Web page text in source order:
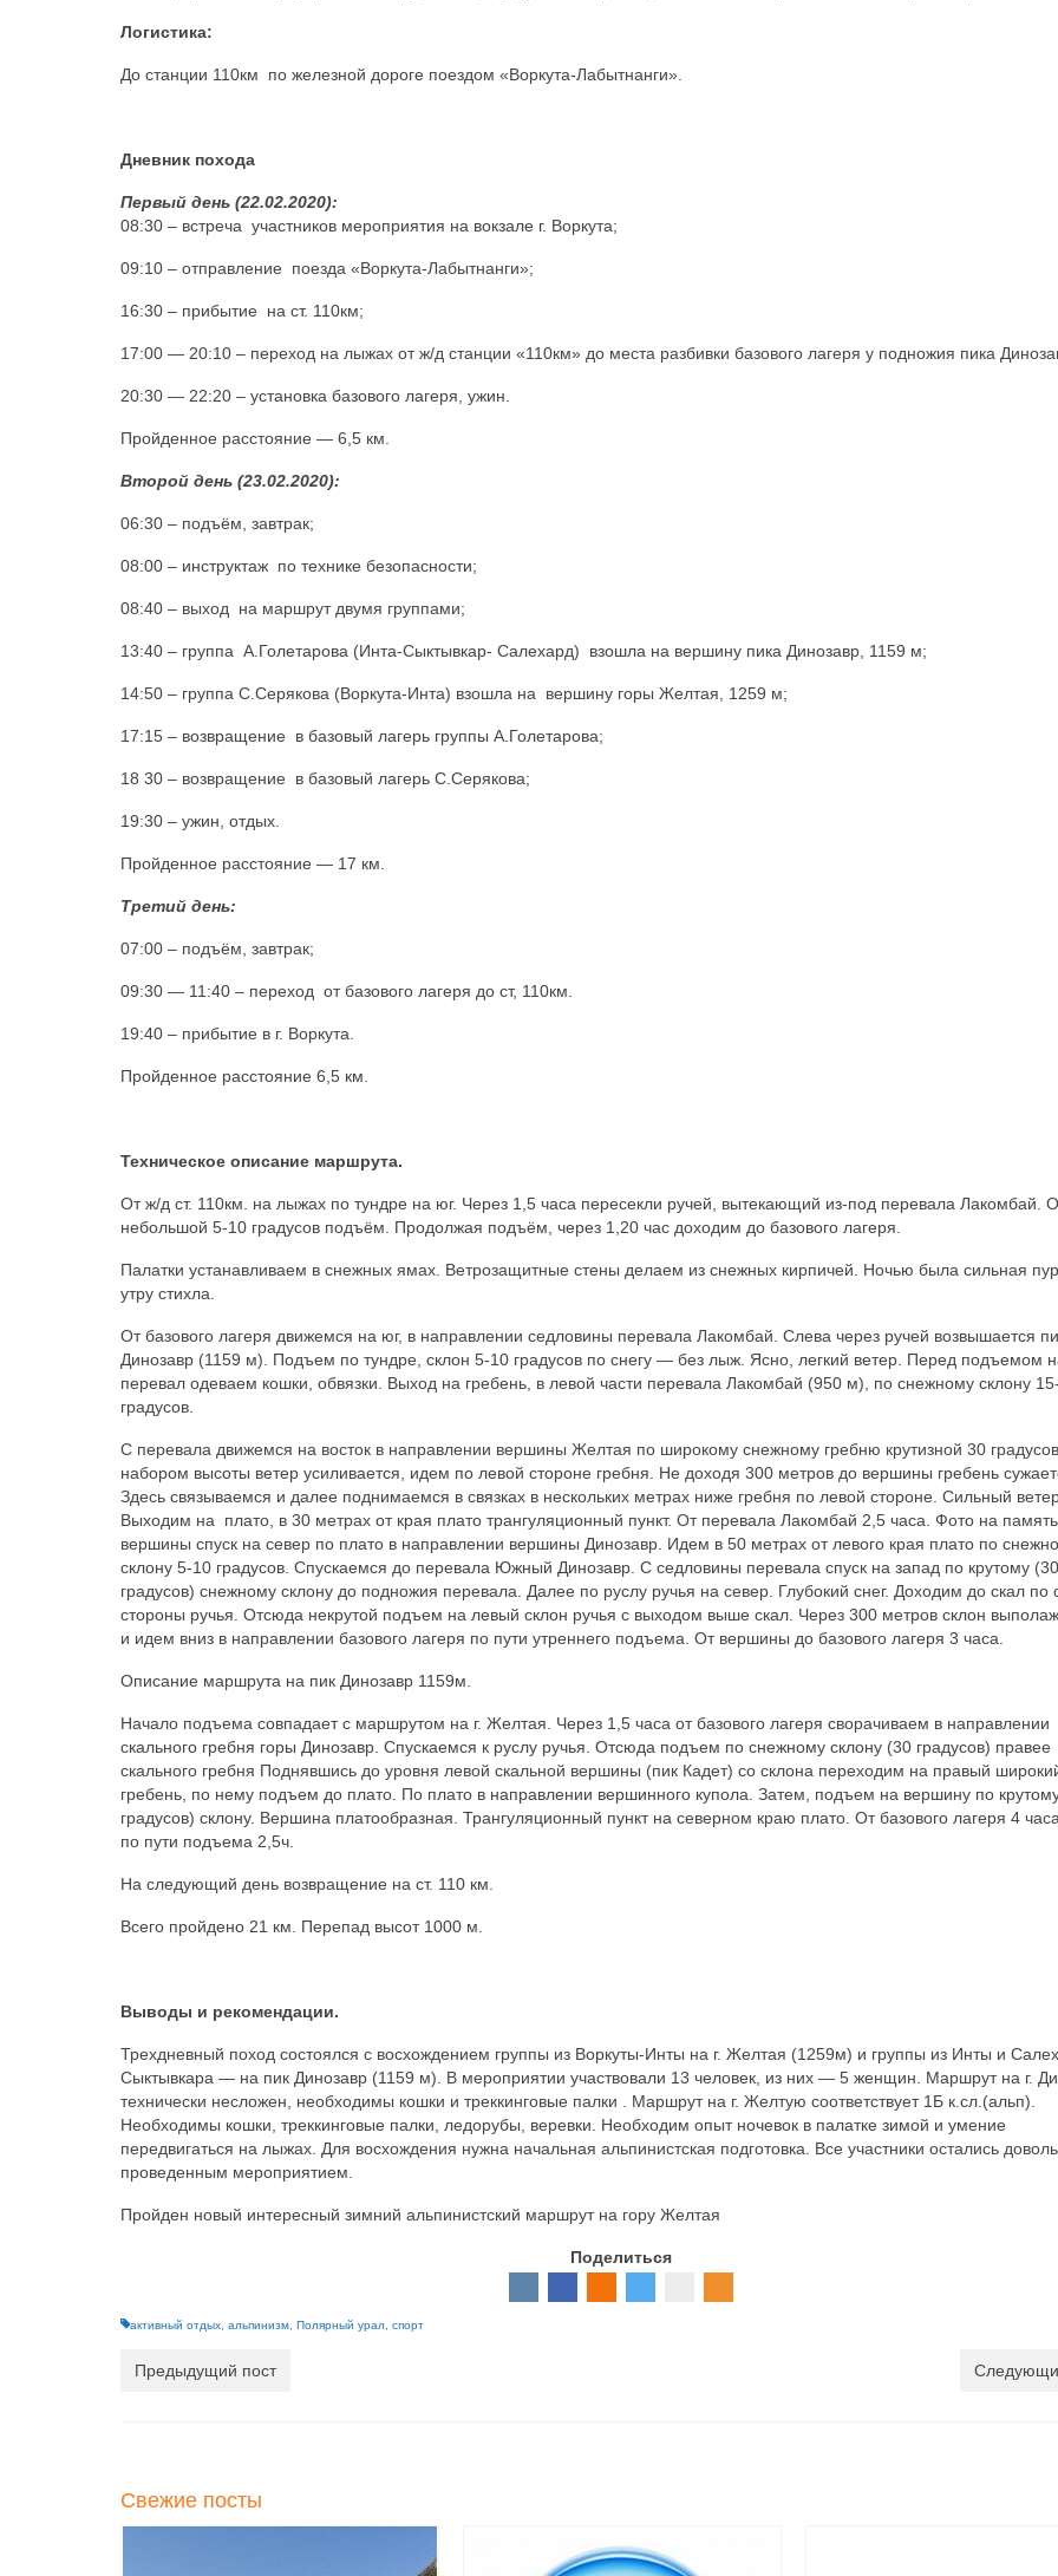
Логистика:
До станции 110км по железной дороге поездом «Воркута-Лабытнанги».
Дневник похода
Первый день (22.02.2020):
08:30 – встреча участников мероприятия на вокзале г. Воркута;
09:10 – отправление поезда «Воркута-Лабытнанги»;
16:30 – прибытие на ст. 110км;
17:00 — 20:10 – переход на лыжах от ж/д станции «110км» до места разбивки базового лагеря у подножия пика
20:30 — 22:20 – установка базового лагеря, ужин.
Пройденное расстояние — 6,5 км.
Второй день (23.02.2020):
06:30 – подъём, завтрак;
08:00 – инструктаж по технике безопасности;
08:40 – выход на маршрут двумя группами;
13:40 – группа А.Голетарова (Инта-Сыктывкар- Салехард) взошла на вершину пика Динозавр, 1159 м;
14:50 – группа С.Серякова (Воркута-Инта) взошла на вершину горы Желтая, 1259 м;
17:15 – возвращение в базовый лагерь группы А.Голетарова;
18 30 – возвращение в базовый лагерь С.Серякова;
19:30 – ужин, отдых.
Пройденное расстояние — 17 км.
Третий день:
07:00 – подъём, завтрак;
09:30 — 11:40 – переход от базового лагеря до ст, 110км.
19:40 – прибытие в г. Воркута.
Пройденное расстояние 6,5 км.
Техническое описание маршрута.
От ж/д ст. 110км. на лыжах по тундре на юг. Через 1,5 часа пересекли ручей, вытекающий из-под перевала Лакомбай.
небольшой 5-10 градусов подъём. Продолжая подъём, через 1,20 час доходим до базового лагеря.
Палатки устанавливаем в снежных ямах. Ветрозащитные стены делаем из снежных кирпичей. Ночью была сильная
утру стихла.
От базового лагеря движемся на юг, в направлении седловины перевала Лакомбай. Слева через ручей возвышается
Динозавр (1159 м). Подъем по тундре, склон 5-10 градусов по снегу — без лыж. Ясно, легкий ветер. Перед подъемом
перевал одеваем кошки, обвязки. Выход на гребень, в левой части перевала Лакомбай (950 м), по снежному склону
градусов.
С перевала движемся на восток в направлении вершины Желтая по широкому снежному гребню крутизной 30
набором высоты ветер усиливается, идем по левой стороне гребня. Не доходя 300 метров до вершины гребень
Здесь связываемся и далее поднимаемся в связках в нескольких метрах ниже гребня по левой стороне. Сильный
Выходим на плато, в 30 метрах от края плато трангуляционный пункт. От перевала Лакомбай 2,5 часа. Фото на
вершины спуск на север по плато в направлении вершины Динозавр. Идем в 50 метрах от левого края плато по
склону 5-10 градусов. Спускаемся до перевала Южный Динозавр. С седловины перевала спуск на запад по крутому
градусов) снежному склону до подножия перевала. Далее по руслу ручья на север. Глубокий снег. Доходим до скал по
стороны ручья. Отсюда некрутой подъем на левый склон ручья с выходом выше скал. Через 300 метров склон
и идем вниз в направлении базового лагеря по пути утреннего подъема. От вершины до базового лагеря 3 часа.
Описание маршрута на пик Динозавр 1159м.
Начало подъема совпадает с маршрутом на г. Желтая. Через 1,5 часа от базового лагеря сворачиваем в направлении
скального гребня горы Динозавр. Спускаемся к руслу ручья. Отсюда подъем по снежному склону (30 градусов) правее
скального гребня Поднявшись до уровня левой скальной вершины (пик Кадет) со склона переходим на правый
гребень, по нему подъем до плато. По плато в направлении вершинного купола. Затем, подъем на вершину по
градусов) склону. Вершина платообразная. Трангуляционный пункт на северном краю плато. От базового лагеря 4
по пути подъема 2,5ч.
На следующий день возвращение на ст. 110 км.
Всего пройдено 21 км. Перепад высот 1000 м.
Выводы и рекомендации.
Трехдневный поход состоялся с восхождением группы из Воркуты-Инты на г. Желтая (1259м) и группы из Инты и
Сыктывкара — на пик Динозавр (1159 м). В мероприятии участвовали 13 человек, из них — 5 женщин. Маршрут на г.
технически несложен, необходимы кошки и треккинговые палки . Маршрут на г. Желтую соответствует 1Б к.сл.(альп).
Необходимы кошки, треккинговые палки, ледорубы, веревки. Необходим опыт ночевок в палатке зимой и умение
передвигаться на лыжах. Для восхождения нужна начальная альпинистская подготовка. Все участники остались
проведенным мероприятием.
Пройден новый интересный зимний альпинистский маршрут на гору Желтая
Поделиться
активный отдых альпинизм Полярный урал спорт
Предыдущий пост
Свежие посты